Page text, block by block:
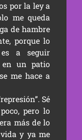
por la ley a
me queda
de hambre
porque lo
a seguir
en un patio
me hace a
Sé
pero lo
más de lo
y ya me